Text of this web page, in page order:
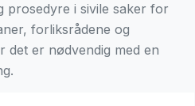
prosedyre i sivile saker for
forliksrådene og
det er nødvendig med en